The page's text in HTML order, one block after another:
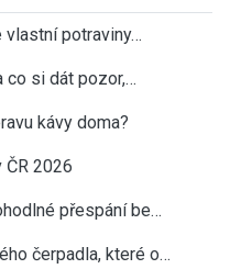
vlastní potraviny…
co si dát pozor,…
kávy doma?
ČR 2026
přespání be…
čerpadla, které o…